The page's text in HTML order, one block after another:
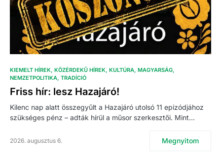
KIEMELT HÍREK KÖZÉRDEKŰ HÍREK KULTÚRA MAGYARSÁG
NEMZETPOLITIKA TRADÍCIÓ
Friss hír: lesz Hazajáró!
Kilenc nap alatt összegyűlt a Hazajáró utolsó 11 epizódjához
szükséges pénz – adták hírül a műsor szerkesztői. Mint…
2026. augusztus 6. Megnyitom